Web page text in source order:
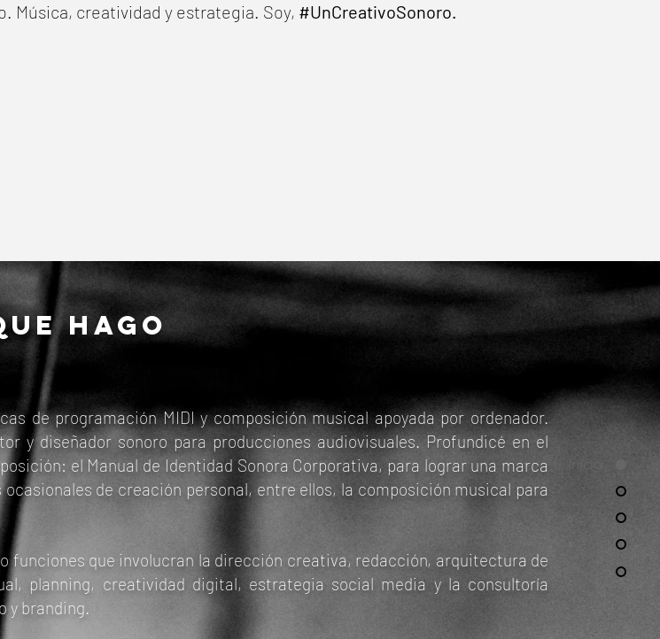
Inicio
Música, creatividad y estrategia. Soy, #UnCreativoSonoro.
HAGO
de programación MIDI y composición musical apoyada por ordenador.
y diseñador sonoro para producciones audiovisuales. Profundicé en el
el Manual de Identidad Sonora Corporativa, para lograr una marca
de creación personal, entre ellos, la composición musical para
funciones que involucran la dirección creativa, redacción, arquitectura de
planning, creatividad digital, estrategia social media y la consultoría
y branding.